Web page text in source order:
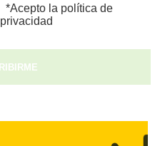
*Acepto la política de
privacidad